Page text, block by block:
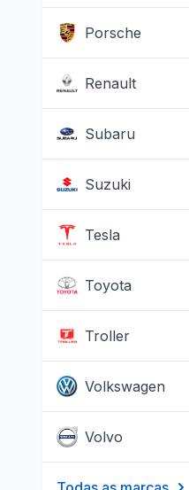
Porsche
Renault
Subaru
Suzuki
Tesla
Toyota
Troller
Volkswagen
Volvo